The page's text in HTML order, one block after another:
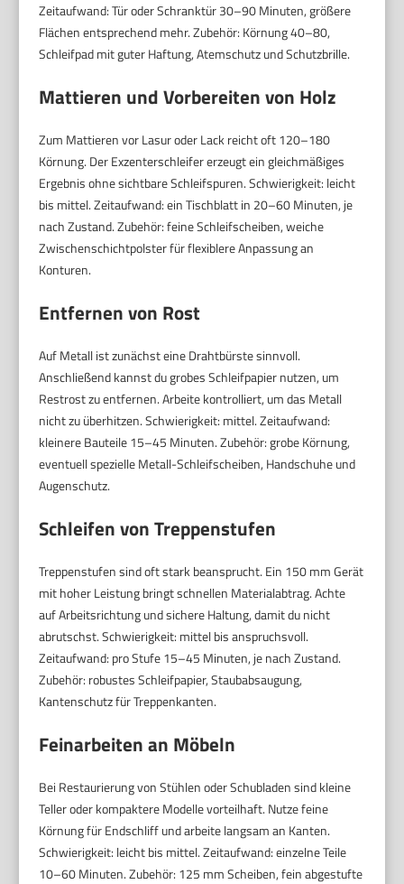
Zeitaufwand: Tür oder Schranktür 30–90 Minuten, größere
Flächen entsprechend mehr. Zubehör: Körnung 40–80,
Schleifpad mit guter Haftung, Atemschutz und Schutzbrille.
Mattieren und Vorbereiten von Holz
Zum Mattieren vor Lasur oder Lack reicht oft 120–180
Körnung. Der Exzenterschleifer erzeugt ein gleichmäßiges
Ergebnis ohne sichtbare Schleifspuren. Schwierigkeit: leicht
bis mittel. Zeitaufwand: ein Tischblatt in 20–60 Minuten, je
nach Zustand. Zubehör: feine Schleifscheiben, weiche
Zwischenschichtpolster für flexiblere Anpassung an
Konturen.
Entfernen von Rost
Auf Metall ist zunächst eine Drahtbürste sinnvoll.
Anschließend kannst du grobes Schleifpapier nutzen, um
Restrost zu entfernen. Arbeite kontrolliert, um das Metall
nicht zu überhitzen. Schwierigkeit: mittel. Zeitaufwand:
kleinere Bauteile 15–45 Minuten. Zubehör: grobe Körnung,
eventuell spezielle Metall-Schleifscheiben, Handschuhe und
Augenschutz.
Schleifen von Treppenstufen
Treppenstufen sind oft stark beansprucht. Ein 150 mm Gerät
mit hoher Leistung bringt schnellen Materialabtrag. Achte
auf Arbeitsrichtung und sichere Haltung, damit du nicht
abrutschst. Schwierigkeit: mittel bis anspruchsvoll.
Zeitaufwand: pro Stufe 15–45 Minuten, je nach Zustand.
Zubehör: robustes Schleifpapier, Staubabsaugung,
Kantenschutz für Treppenkanten.
Feinarbeiten an Möbeln
Bei Restaurierung von Stühlen oder Schubladen sind kleine
Teller oder kompaktere Modelle vorteilhaft. Nutze feine
Körnung für Endschliff und arbeite langsam an Kanten.
Schwierigkeit: leicht bis mittel. Zeitaufwand: einzelne Teile
10–60 Minuten. Zubehör: 125 mm Scheiben, fein abgestufte